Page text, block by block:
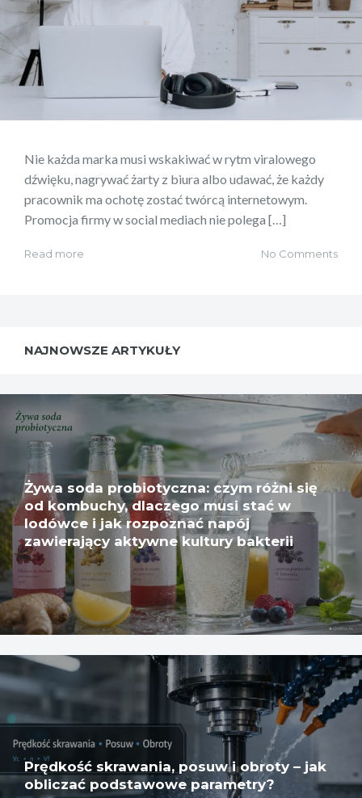
Nie każda marka musi wskakiwać w rytm viralowego
dźwięku, nagrywać żarty z biura albo udawać, że każdy
pracownik ma ochotę zostać twórcą internetowym.
Promocja firmy w social mediach nie polega […]
Read more No Comments
NAJNOWSZE ARTYKUŁY
Żywa soda probiotyczna: czym różni się
od kombuchy, dlaczego musi stać w
lodówce i jak rozpoznać napój
zawierający aktywne kultury bakterii
Prędkość skrawania, posuw i obroty – jak
obliczać podstawowe parametry?